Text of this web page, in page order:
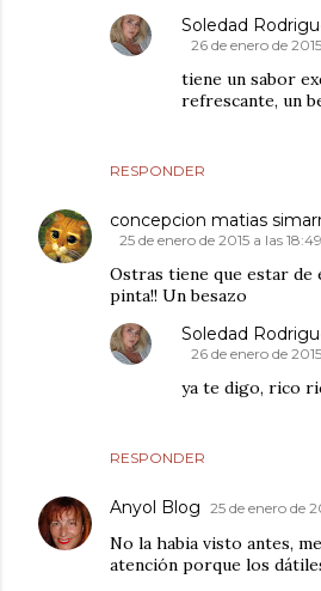
RESPONDER
Soledad
26 de enero de
tiene un sabor
refrescante, un
concepcion matias
25 de enero de 2015 a las 18:49
Ostras tiene que estar de
pinta!! Un besazo
RESPONDER
Soledad
26 de enero de
ya te digo, rico
Anyol Blog 25 de enero de
No la habia visto antes,
atención porque los